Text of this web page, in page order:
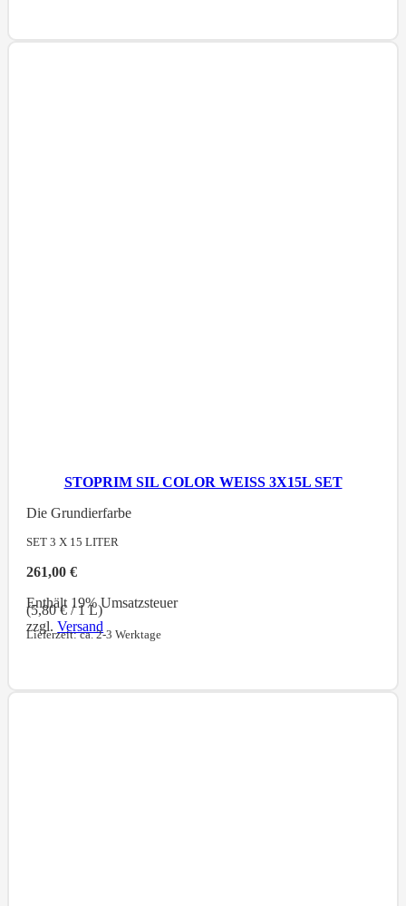
STOPRIM SIL COLOR WEISS 3X15L SET
Die Grundierfarbe
SET 3 X 15LITER
261,00€
Enthält 19% Umsatzsteuer
(5,80€/ 1 L)
zzgl.Versand
Lieferzeit: ca. 2-3 Werktage